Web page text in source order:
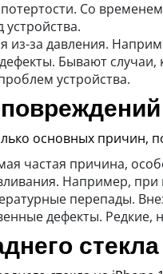
Со
из-за давления.
Бывают случаи,
устройства.
основных причин,
частая причина,
Например,
перепады.
дефекты. Редкие,